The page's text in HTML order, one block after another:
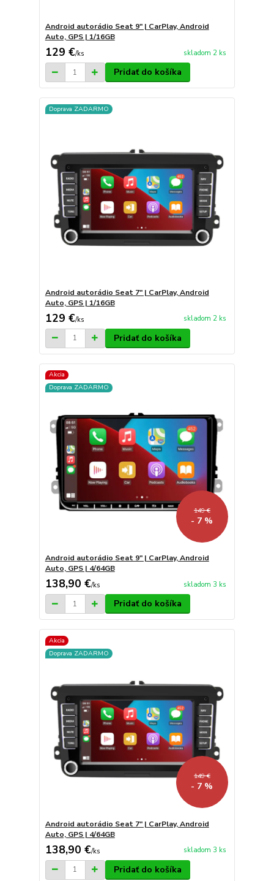
Android autorádio Seat 9" | CarPlay, Android
Auto, GPS | 1/16GB
129 €/ks skladom 2 ks
Pridať do košíka
Doprava ZADARMO
Android autorádio Seat 7" | CarPlay, Android
Auto, GPS | 1/16GB
129 €/ks skladom 2 ks
Pridať do košíka
Akcia
Doprava ZADARMO
149 €
- 7 %
Android autorádio Seat 9" | CarPlay, Android
Auto, GPS | 4/64GB
138,90 €/ks skladom 3 ks
Pridať do košíka
Akcia
Doprava ZADARMO
149 €
- 7 %
Android autorádio Seat 7" | CarPlay, Android
Auto, GPS | 4/64GB
138,90 €/ks skladom 3 ks
Pridať do košíka